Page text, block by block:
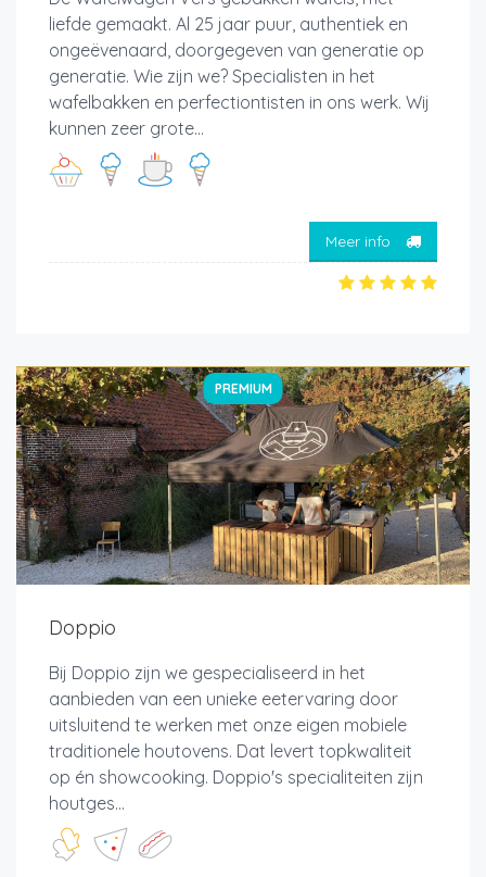
liefde gemaakt. Al 25 jaar puur, authentiek en
ongeëvenaard, doorgegeven van generatie op
generatie. Wie zijn we? Specialisten in het
wafelbakken en perfectiontisten in ons werk. Wij
kunnen zeer grote...
Meer info
PREMIUM
Doppio
Bij Doppio zijn we gespecialiseerd in het
aanbieden van een unieke eetervaring door
uitsluitend te werken met onze eigen mobiele
traditionele houtovens. Dat levert topkwaliteit
op én showcooking. Doppio's specialiteiten zijn
houtges...